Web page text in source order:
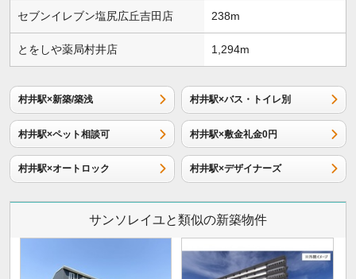
セブンイレブン塩尻広丘吉田店 238m
とをしや薬局村井店 1,294m
村井駅×新築/築浅 村井駅×バス・トイレ別
村井駅×ペット相談可 村井駅×敷金礼金0円
村井駅×オートロック 村井駅×デザイナーズ
サンソレイユと類似の新築物件